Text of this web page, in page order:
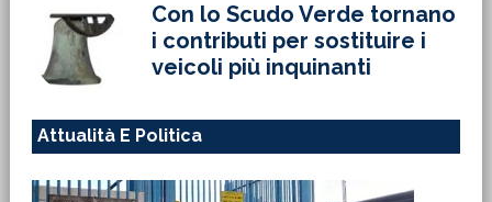
Con lo Scudo Verde tornano
i contributi per sostituire i
veicoli più inquinanti
Attualità E Politica